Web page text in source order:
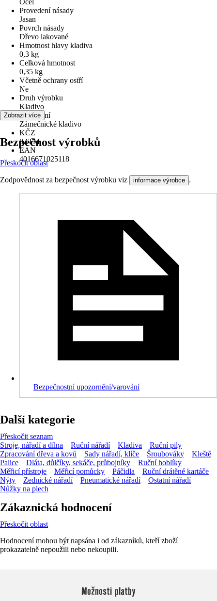
Ocel
Provedení násady
Jasan
Povrch násady
Dřevo lakované
Hmotnost hlavy kladiva
0,3 kg
Celková hmotnost
0,35 kg
Včetně ochrany ostří
Ne
Druh výrobku
Kladivo
Provedení
Zámečnické kladivo
KČZ
8ZTM
EAN
4016671025118
Zobrazit více
Bezpečnost výrobků
Přeskočit oblast
Zodpovědnost za bezpečnost výrobku viz informace výrobce .
Bezpečnostní upozornění/varování
Další kategorie
Přeskočit seznam
Stroje, nářadí a dílna
Ruční nářadí Kladiva
Ruční pily
Zpracování dřeva a kovů
Sady nářadí, klíče Šroubováky
Kleště
Palice
Dláta, důlčíky, sekáče, průbojníky
Ruční hoblíky
Měřicí přístroje
Měřicí pomůcky Páčidla
Ruční drátěné kartáče
Nýty
Zednické nářadí Pneumatické nářadí
Ostatní nářadí
Nůžky na plech
Zákaznická hodnocení
Přeskočit oblast
Hodnocení mohou být napsána i od zákazníků, kteří zboží
prokazatelně nepoužili nebo nekoupili.
Možnosti platby